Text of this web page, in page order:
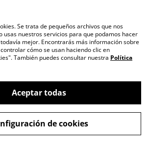
con
Términos legales
Política de cookies
Cádiz - Tienda Oficial
powered by
Se trata de pequeños archivos que nos
usas nuestros servicios para que podamos hacer
mejor. Encontrarás más información sobre
cómo se usan haciendo clic en
También puedes consultar nuestra Política
Aceptar todas
de cookies